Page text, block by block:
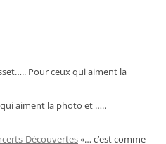
Pour ceux qui aiment la
aiment la photo et …..
Découvertes«… c’est comme